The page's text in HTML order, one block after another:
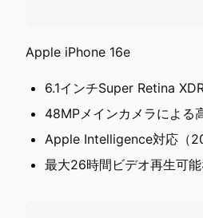
Apple iPhone 16e
6.1インチSuper Retina
48MPメインカメラによる
Apple Intelligence対応（
最大26時間ビデオ再生可